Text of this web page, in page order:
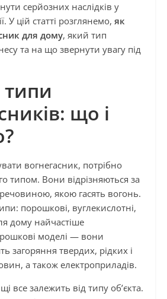
серйозних наслідків у
У цій статті розглянемо, як
для дому, який тип
та на що звернути увагу під
типи
що і
вогнегасник, потрібно
типом. Вони відрізняються за
якою гасять вогонь.
порошкові, вуглекислотні,
дому найчастіше
моделі — вони
загоряння твердих, рідких і
а також електроприладів.
все залежить від типу об’єкта.